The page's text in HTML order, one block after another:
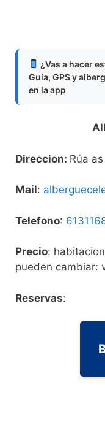
¿Vas a hacer
Guía, GPS y
en la app
Direccion: Rúa
Mail:
Telefono:
Precio:
pueden cambiar:
Reservas: